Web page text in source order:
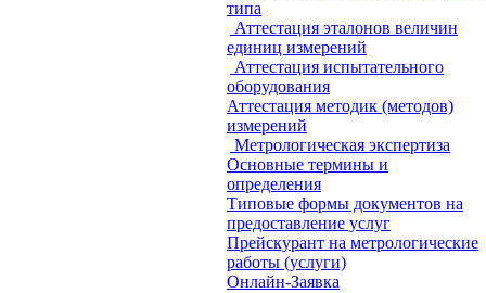
типа
Аттестация эталонов величин
единиц измерений
Аттестация испытательного
оборудования
Аттестация методик (методов)
измерений
Метрологическая экспертиза
Основные термины и
определения
Типовые формы документов на
предоставление услуг
Прейскурант на метрологические
работы (услуги)
Онлайн-Заявка